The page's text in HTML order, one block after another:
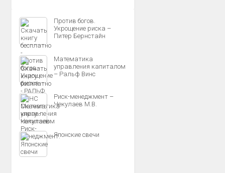
Против богов.
Укрощение риска –
Питер Бернстайн
Математика
управления капиталом
– Ральф Винс
Риск-менеджмент –
Чекулаев М.В.
Японские свечи